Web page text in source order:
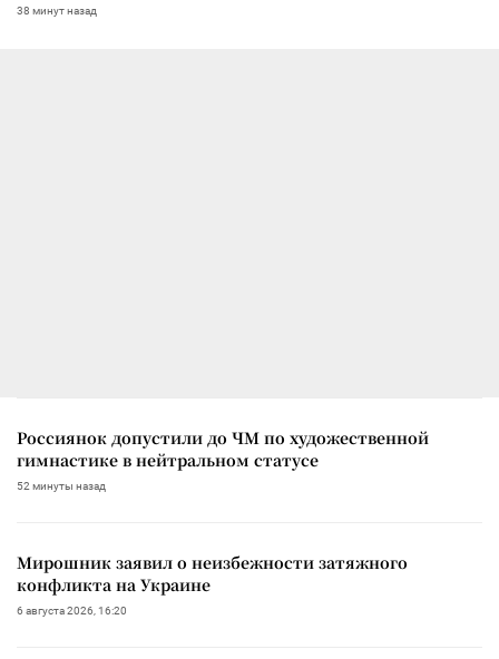
38 минут назад
Россиянок допустили до ЧМ по художественной
гимнастике в нейтральном статусе
52 минуты назад
Мирошник заявил о неизбежности затяжного
конфликта на Украине
6 августа 2026, 16:20